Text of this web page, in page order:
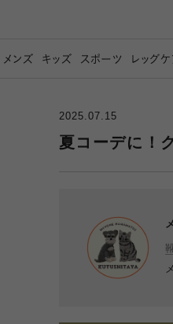
メンズ キッズ スポーツ レッグケ
2025.07.15
夏コーデに！